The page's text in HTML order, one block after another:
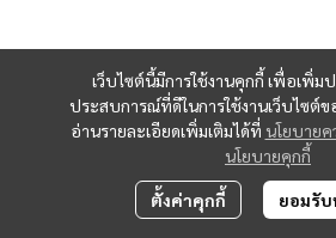
เว็บไซต์นี้มีการใช้งานคุกกี้ เพื่อเพิ่
ประสบการณ์ที่ดีในการใช้งานเว็บไซต์
อ่านรายละเอียดเพิ่มเติมได้ที่ นโยบาย
นโยบายคุกกี้
ตั้งค่าคุกกี้ ยอมรั